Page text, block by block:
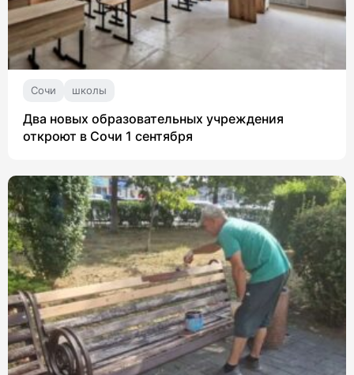
Сочи школы
Два новых образовательных учреждения
откроют в Сочи 1 сентября